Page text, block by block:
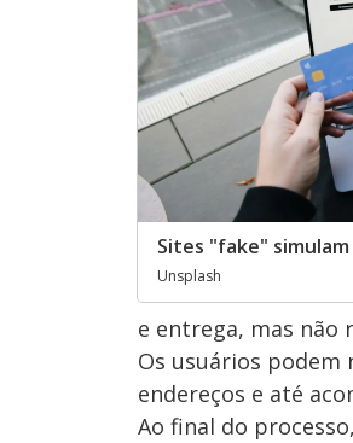
Sites "fake"
Unsplash
e entrega, mas não
Os usuários podem
endereços e até
Ao final do